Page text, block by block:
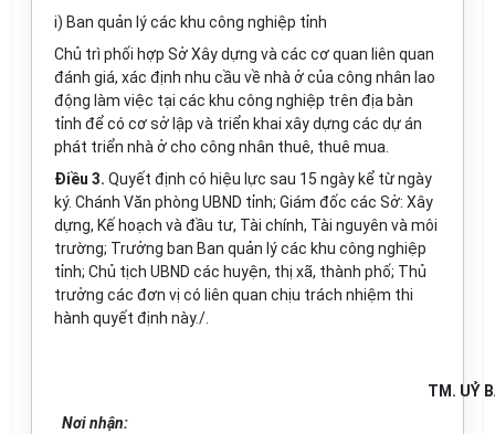
i) Ban quản lý các khu công nghiệp tỉnh
Chủ trì phối hợp Sở Xây dựng và các cơ quan liên quan
đánh giá, xác định nhu cầu về nhà ở của công nhân lao
động làm việc tại các khu công nghiệp trên địa bàn
tỉnh để có cơ sở lập và triển khai xây dựng các dự án
phát triển nhà ở cho công nhân thuê, thuê mua.
Điều 3. Quyết định có hiệu lực sau 15 ngày kể từ ngày
ký. Chánh Văn phòng UBND tỉnh; Giám đốc các Sở: Xây
dựng, Kế hoạch và đầu tư, Tài chính, Tài nguyên và môi
trường; Trưởng ban Ban quản lý các khu công nghiệp
tỉnh; Chủ tịch UBND các huyện, thị xã, thành phố; Thủ
trưởng các đơn vị có liên quan chịu trách nhiệm thi
hành quyết định này./.
Nơi nhận:
TM. UỶ